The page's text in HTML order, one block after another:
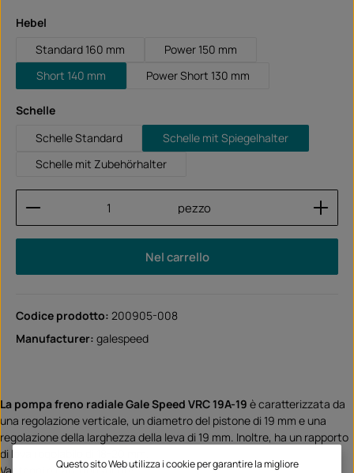
Seleziona
Hebel
Standard 160 mm
Power 150 mm
Short 140 mm
Power Short 130 mm
Seleziona
Schelle
Schelle Standard
Schelle mit Spiegelhalter
Schelle mit Zubehörhalter
Quantità del prodotto: inserisci la quantità
pezzo
Nel carrello
Codice prodotto: 200905-008
Manufacturer: galespeed
La pompa freno radiale Gale Speed VRC 19A-19 è caratterizzata da
una regolazione verticale, un diametro del pistone di 19 mm e una
regolazione della larghezza della leva di 19 mm. Inoltre, ha un rapporto
di leva regolabile di 18-20 mm.
Questo sito Web utilizza i cookie per garantire la migliore